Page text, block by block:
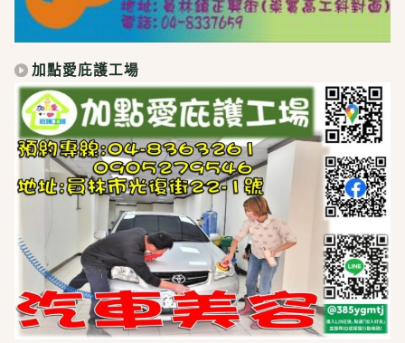
加點愛庇護工場